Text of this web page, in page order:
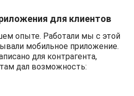
для клиентов
опыте. Работали мы с этой
мобильное приложение.
для контрагента,
дал возможность: